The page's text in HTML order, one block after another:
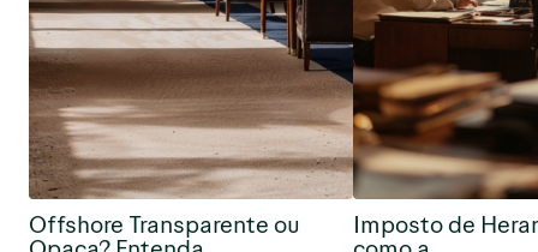
Offshore Transparente ou
Imposto de